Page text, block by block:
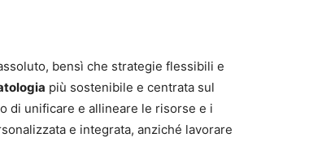
bensì che strategie flessibili e
più sostenibile e centrata sul
di unificare e allineare le risorse e i
e integrata, anziché lavorare